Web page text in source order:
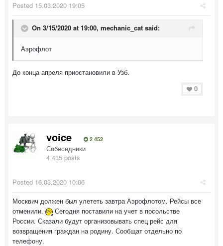
Posted 15.03.2020 19:05
On 3/15/2020 at 19:00, mechanic_cat said:
Аэрофлот
До конца апреля приостановили в Узб.
0
voice 2 452
Собеседники
4 435 posts
Posted 16.03.2020 10:06
Москвич должен был улететь завтра Аэрофлотом. Рейсы все
отменили.
Сегодня поставили на учет в посольстве
России. Сказали будут организовывать спец рейс для
возвращения граждан на родину. Сообщат отдельно по
телефону.